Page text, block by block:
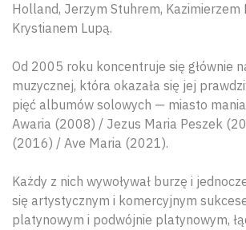
Holland, Jerzym Stuhrem, Kazimierzem
Krystianem Lupą.
Od 2005 roku koncentruje się głównie
muzycznej, która okazała się jej
pięć albumów solowych — miasto
Awaria (2008) / Jezus Maria Peszek
(2016) / Ave Maria (2021).
Każdy z nich wywoływał burzę i
się artystycznym i komercyjnym
platynowym i podwójnie platynowym,